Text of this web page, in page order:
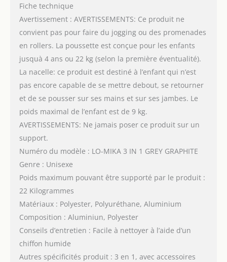
Fiche technique
Avertissement : AVERTISSEMENTS: Ce produit ne
convient pas pour faire du jogging ou des promenades
en rollers. La poussette est conçue pour les enfants
jusquà 4 ans ou 22 kg (selon la première éventualité).
La nacelle: ce produit est destiné à l’enfant qui n’est
pas encore capable de se mettre debout, se retourner
et de se pousser sur ses mains et sur ses jambes. Le
poids maximal de l’enfant est de 9 kg.
AVERTISSEMENTS: Ne jamais poser ce produit sur un
support.
Numéro du modèle : LO-MIKA 3 IN 1 GREY GRAPHITE
Genre : Unisexe
Poids maximum pouvant être supporté par le produit :
22 Kilogrammes
Matériaux : Polyester, Polyuréthane, Aluminium
Composition : Aluminiun, Polyester
Conseils d’entretien : Facile à nettoyer à l’aide d’un
chiffon humide
Autres spécificités produit : 3 en 1, avec accessoires